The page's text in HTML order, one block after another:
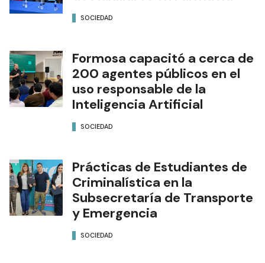
SOCIEDAD
Formosa capacitó a cerca de
200 agentes públicos en el
uso responsable de la
Inteligencia Artificial
SOCIEDAD
Prácticas de Estudiantes de
Criminalística en la
Subsecretaría de Transporte
y Emergencia
SOCIEDAD